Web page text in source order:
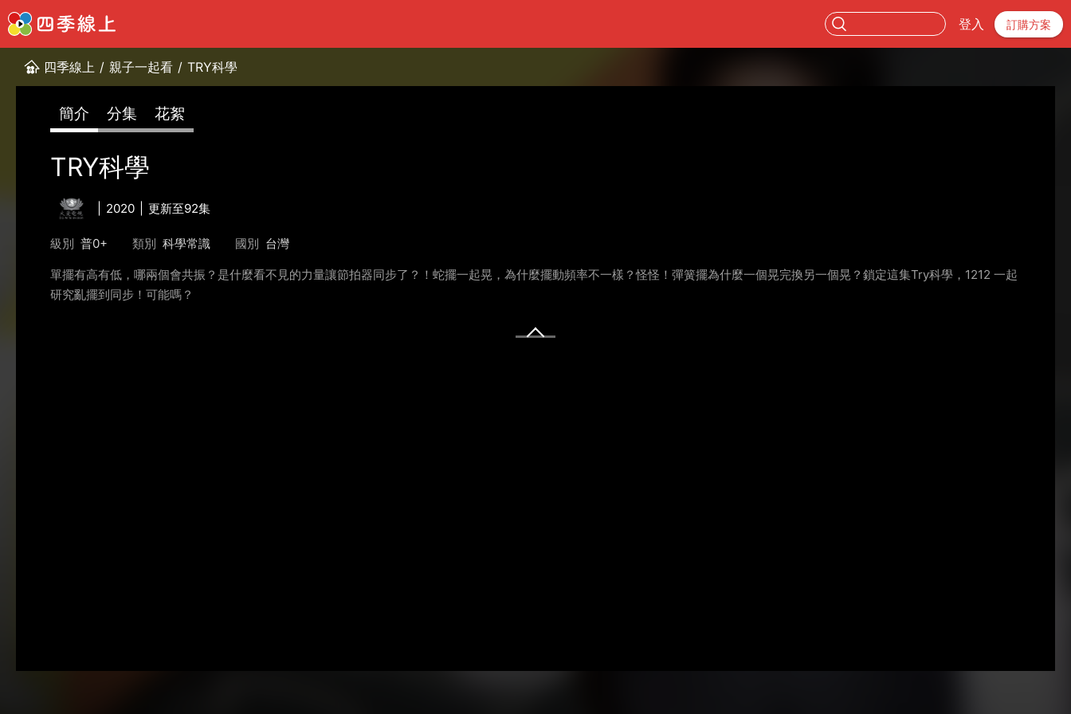
登入 訂購方案
四季線上 / 親子一起看 / TRY科學
簡介 分集 花絮
TRY科學
2020 更新至92集
級別 普0+ 類別 科學常識 國別 台灣
單擺有高有低，哪兩個會共振？是什麼看不見的力量讓節拍器同步了？！蛇擺一起晃，為什麼擺動頻率不一樣？怪怪！彈簧擺為什麼一個晃完換另一個晃？鎖定這集Try科學，1212 一起
研究亂擺到同步！可能嗎？